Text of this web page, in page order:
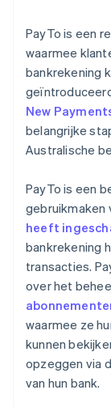
PayTo is een
waarmee
bankrekening
New
belangrijke
Australische
PayTo is een
gebruikmaken
heeft
bankrekening
transacties.
over het
waarmee ze
kunnen
opzeggen via
van hun bank.